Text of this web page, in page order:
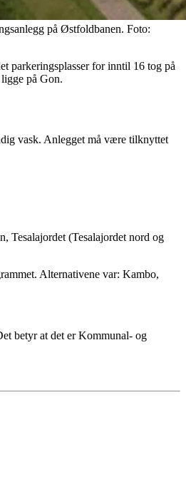
på Østfoldbanen. Foto:
parkeringsplasser for inntil 16 tog på
på Gon.
vask. Anlegget må være tilknyttet
Tesalajordet (Tesalajordet nord og
Alternativene var: Kambo,
betyr at det er Kommunal- og